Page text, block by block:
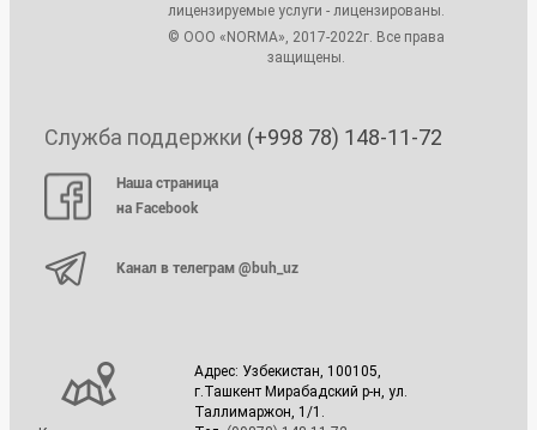
лицензируемые услуги - лицензированы.
© ООО «NORMA», 2017-2022г. Все права
защищены.
Служба поддержки (+998 78) 148-11-72
Наша страница
на Facebook
Канал в телеграм @buh_uz
Адрес: Узбекистан, 100105,
г.Ташкент Мирабадский р-н, ул.
Таллимаржон, 1/1.